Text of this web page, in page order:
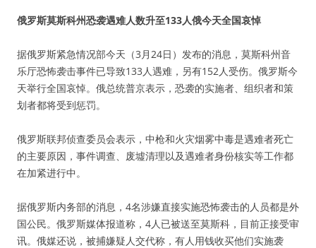
俄罗斯莫斯科州恐袭遇难人数升至133人俄今天全国哀悼
据俄罗斯紧急情况部今天（3月24日）发布的消息，莫斯科州音
乐厅恐怖袭击事件已导致133人遇难，另有152人受伤。俄罗斯今
天举行全国哀悼。俄总统普京表示，恐袭的实施者、组织者和策
划者都将受到惩罚。
俄罗斯联邦侦查委员会表示，中枪和火灾烟雾中毒是遇难者死亡
的主要原因，事件调查、废墟清理以及遇难者身份核实等工作都
在加紧进行中。
据俄罗斯内务部的消息，4名涉嫌直接实施恐怖袭击的人员都是外
国公民。俄罗斯媒体报道称，4人已被送至莫斯科，目前正接受审
讯。俄媒还说，被捕嫌疑人交代称，有人用钱收买他们实施袭